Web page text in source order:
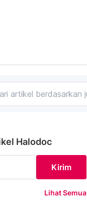
Halodoc
Kirim
Lihat Semua